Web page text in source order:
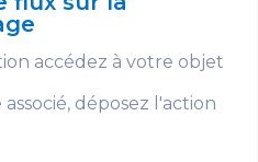
accédez à votre objet
déposez l'action